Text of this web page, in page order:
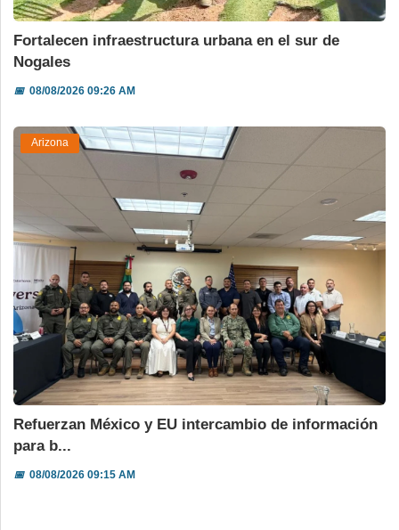
Fortalecen infraestructura urbana en el sur de
Nogales
📅08/08/2026 09:26 AM
Arizona
Refuerzan México y EU intercambio de información
para b...
📅08/08/2026 09:15 AM